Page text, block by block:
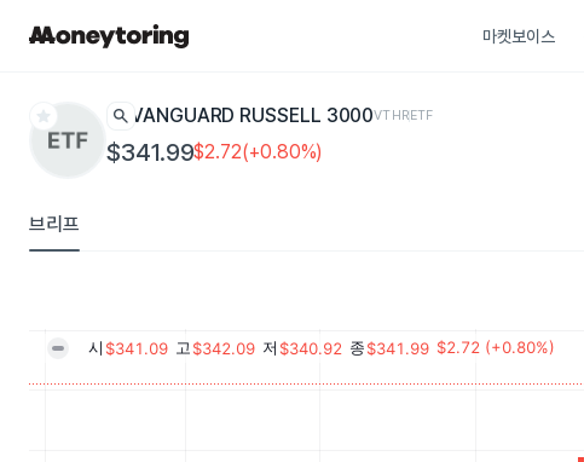
마켓보이스
star search VANGUARD RUSSELL 3000VTHRETF
$341.99$2.72(+0.80%)
브리프